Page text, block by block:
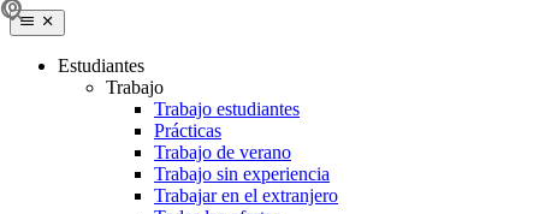
Estudiantes
Trabajo
Trabajo estudiantes
Prácticas
Trabajo de verano
Trabajo sin experiencia
Trabajar en el extranjero